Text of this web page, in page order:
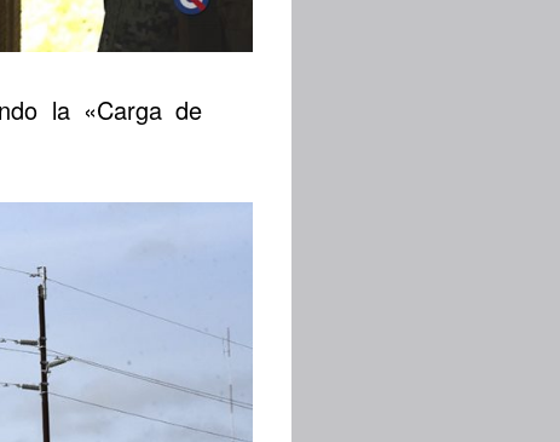
la «Carga de